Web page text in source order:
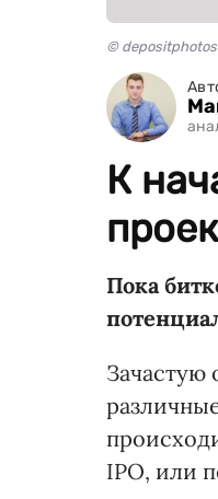
©
К
Пока
Зачастую
IPO, или